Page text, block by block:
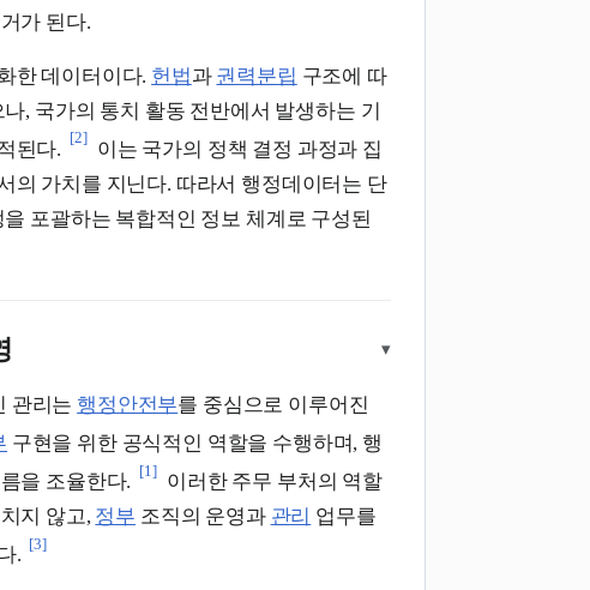
가 된다.
한 데이터이다. 헌법과 권력분립 구조에 따
, 국가의 통치 활동 전반에서 발생하는 기
된다.
[2]
이는 국가의 정책 결정 과정과 집
의 가치를 지닌다. 따라서 행정데이터는 단
포괄하는 복합적인 정보 체계로 구성된
▾
관리는 행정안전부를 중심으로 이루어진
구현을 위한 공식적인 역할을 수행하며, 행
을 조율한다.
[1]
이러한 주무 부처의 역할
지 않고, 정부 조직의 운영과 관리 업무를
.
[3]